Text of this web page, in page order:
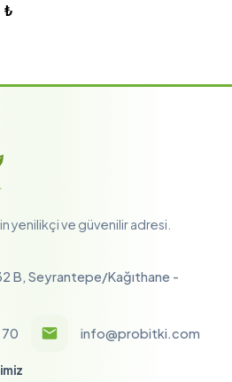
₺
ve güvenilir adresi.
B, Seyrantepe/Kağıthane -
info@probitki.com